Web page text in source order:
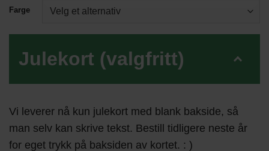
Farge
Julekort (valgfritt)
Vi leverer nå kun julekort med blank bakside, så
man selv kan skrive tekst. Bestill tidligere neste år
for eget trykk på baksiden av kortet. : )